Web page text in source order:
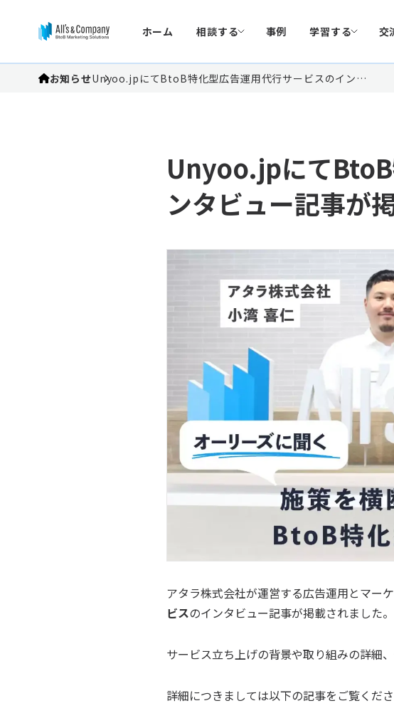
ホーム 相談する 事例 学習する 交
お知らせUnyoo.jpにてBtoB特化型広告運用代行サービスのイン…
Unyoo.jpにてBtoB
ンタビュー記事が
アタラ株式会社が運営する広告運用とマー
ビスのインタビュー記事が掲載されました。
サービス立ち上げの背景や取り組みの詳細
詳細につきましては以下の記事をご覧くださ